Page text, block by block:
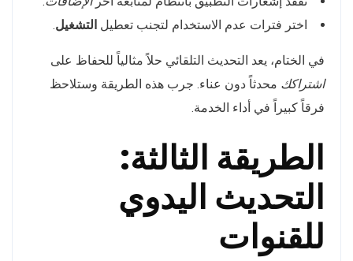
اختر فترات عدم الاستخدام لتجنب تعطيل التشغيل.
في الختام، يعد التحديث التلقائي حلاً مثالياً للحفاظ على
اشتراكك محدثاً دون عناء. جرب هذه الطريقة وستلاحظ
فرقاً كبيراً في أداء الخدمة.
الطريقة الثالثة:
التحديث اليدوي
للقنوات